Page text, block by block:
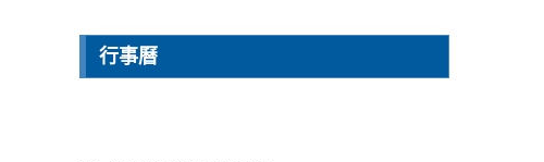
行事曆